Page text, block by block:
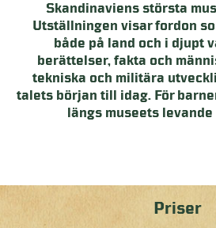
Skandinaviens största
Utställningen visar fordon
både på land och i djupt
berättelser, fakta och
tekniska och militära
talets början till idag. För
längs museets
Priser